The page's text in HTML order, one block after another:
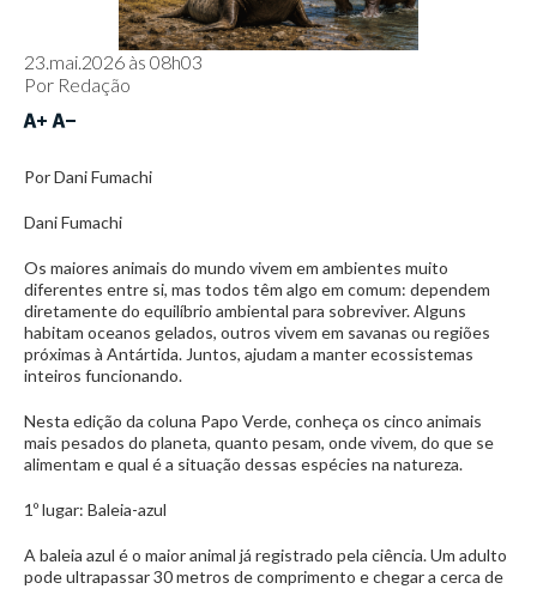
23.mai.2026 às 08h03
Por Redação
Por Dani Fumachi
Dani Fumachi
Os maiores animais do mundo vivem em ambientes muito
diferentes entre si, mas todos têm algo em comum: dependem
diretamente do equilíbrio ambiental para sobreviver. Alguns
habitam oceanos gelados, outros vivem em savanas ou regiões
próximas à Antártida. Juntos, ajudam a manter ecossistemas
inteiros funcionando.
Nesta edição da coluna Papo Verde, conheça os cinco animais
mais pesados do planeta, quanto pesam, onde vivem, do que se
alimentam e qual é a situação dessas espécies na natureza.
1º lugar: Baleia-azul
A baleia azul é o maior animal já registrado pela ciência. Um adulto
pode ultrapassar 30 metros de comprimento e chegar a cerca de